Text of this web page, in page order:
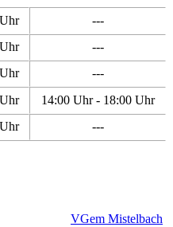
---
---
---
14:00 Uhr - 18:00 Uhr
---
VGem Mistelbach